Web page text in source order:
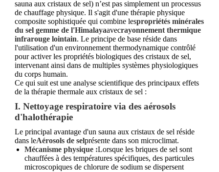
sauna aux cristaux de sel) n’est pas simplement un processus
de chauffage physique. Il s'agit d'une thérapie physique
composite sophistiquée qui combine lespropriétés minérales
du sel gemme de l'Himalayaavecrayonnement thermique
infrarouge lointain. Le principe de base réside dans
l'utilisation d'un environnement thermodynamique contrôlé
pour activer les propriétés biologiques des cristaux de sel,
intervenant ainsi dans de multiples systèmes physiologiques
du corps humain.
Ce qui suit est une analyse scientifique des principaux effets
de la thérapie thermale aux cristaux de sel :
I. Nettoyage respiratoire via des aérosols
d'halothérapie
Le principal avantage d'un sauna aux cristaux de sel réside
dans leAérosols de selprésente dans son microclimat.
Mécanisme physique :Lorsque les briques de sel sont
chauffées à des températures spécifiques, des particules
microscopiques de chlorure de sodium se dispersent